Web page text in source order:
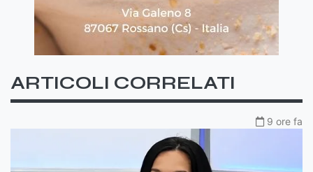
ARTICOLI CORRELATI
9 ore fa